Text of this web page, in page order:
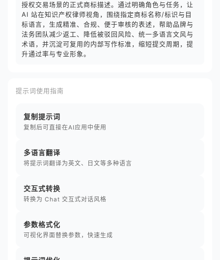
授权交易场景的正式商标描述。通过明确角色与任务，让
AI 站在知识产权律师视角，围绕指定商标名称/标识与目
标语言，生成精准、合规、便于审核的表述，帮助品牌与
法务团队减少返工、降低被驳回风险、统一多语言文风与
术语，并沉淀可复用的内部写作标准，缩短提交周期，提
升通过率与专业形象。
提示词使用指南
复制提示词
复制后可直接在AI应用中使用
多语言翻译
将提示词翻译为英文、日文等多种语言
交互式转换
转换为 Chat 交互式对话风格
参数格式化
可视化界面替换参数，快速生成